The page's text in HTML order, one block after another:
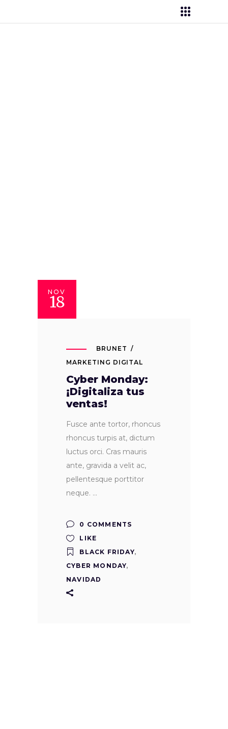
NOV
18
BRUNET
MARKETING DIGITAL
Cyber Monday:
¡Digitaliza tus
ventas!
Fusce ante tortor, rhoncus
rhoncus turpis at, dictum
luctus orci. Cras mauris
ante, gravida a velit ac,
pellentesque porttitor
neque.
0 COMMENTS
LIKE
BLACK FRIDAY,
CYBER MONDAY,
NAVIDAD